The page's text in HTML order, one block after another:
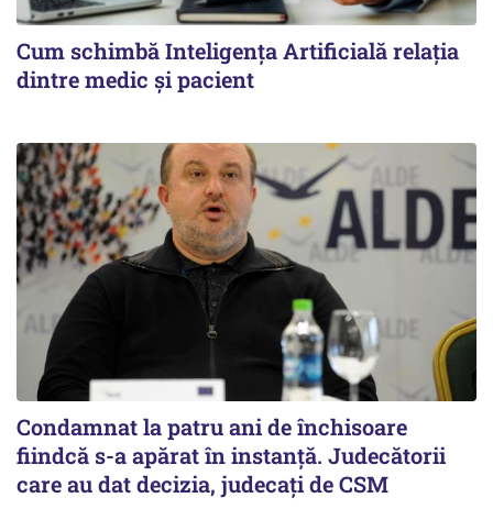
Cum schimbă Inteligența Artificială relația
dintre medic și pacient
Condamnat la patru ani de închisoare
fiindcă s-a apărat în instanță. Judecătorii
care au dat decizia, judecați de CSM